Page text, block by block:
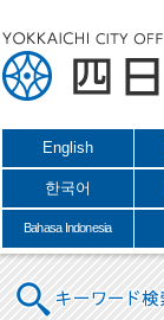
English
한국어
Bahasa Indonesia
キーワード検索